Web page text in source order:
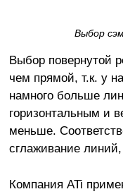
Выбор
Выбор повернутой
чем прямой, т.к. у
намного больше
горизонтальным и
меньше.
сглаживание
Компания ATi